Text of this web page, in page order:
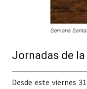
Semana
Jornadas de
Desde este viernes